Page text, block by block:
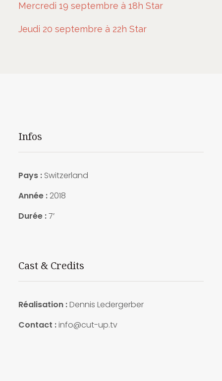
Mercredi 19 septembre à 18h Star
Jeudi 20 septembre à 22h Star
Infos
Pays : Switzerland
Année : 2018
Durée :7′
Cast & Credits
Réalisation :Dennis Ledergerber
Contact :info@cut-up.tv